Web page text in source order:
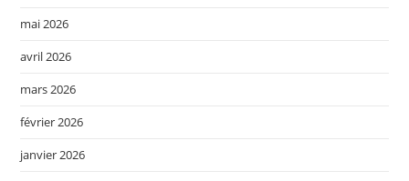
mai 2026
avril 2026
mars 2026
février 2026
janvier 2026